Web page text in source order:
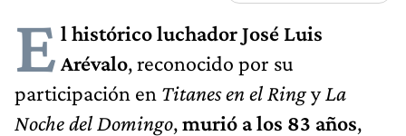
E l histórico luchador José Luis
Arévalo, reconocido por su
participación en Titanes en el RingyLa
Noche del Domingo,murió a los 83 años,